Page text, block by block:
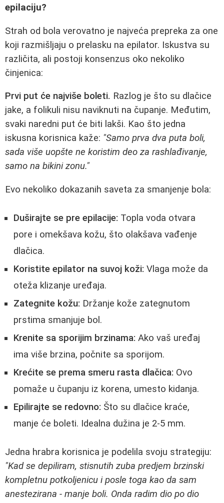
epilaciju?
Strah od bola verovatno je najveća prepreka za one
koji razmišljaju o prelasku na epilator. Iskustva su
različita, ali postoji konsenzus oko nekoliko
činjenica:
Prvi put će najviše boleti. Razlog je što su dlačice
jake, a folikuli nisu naviknuti na čupanje. Međutim,
svaki naredni put će biti lakši. Kao što jedna
iskusna korisnica kaže: "Samo prva dva puta boli,
sada više uopšte ne koristim deo za rashlađivanje,
samo na bikini zonu."
Evo nekoliko dokazanih saveta za smanjenje bola:
Duširajte se pre epilacije: Topla voda otvara
pore i omekšava kožu, što olakšava vađenje
dlačica.
Koristite epilator na suvoj koži: Vlaga može da
oteža klizanje uređaja.
Zategnite kožu: Držanje kože zategnutom
prstima smanjuje bol.
Krenite sa sporijim brzinama: Ako vaš uređaj
ima više brzina, počnite sa sporijom.
Krećite se prema smeru rasta dlačica: Ovo
pomaže u čupanju iz korena, umesto kidanja.
Epilirajte se redovno: Što su dlačice kraće,
manje će boleti. Idealna dužina je 2-5 mm.
Jedna hrabra korisnica je podelila svoju strategiju:
"Kad se depiliram, stisnutih zuba predjem brzinski
kompletnu potkoljenicu i posle toga kao da sam
anestezirana - manje boli. Onda radim dio po dio